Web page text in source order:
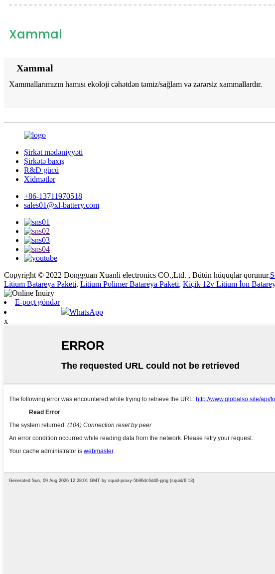
Xammal
Xammal
Xammallarımızın hamısı ekoloji cəhətdən təmiz/sağlam və zərərsiz xammallardır.
Şirkət mədəniyyəti
Şirkətə baxış
R&D gücü
Xidmətlər
+86-13711970518
sales01@xl-battery.com
Copyright © 2022 Dongguan Xuanli electronics CO.,Ltd. , Bütün hüquqlar qorunur.
Litium Batareya Paketi, Litium Polimer Batareya Paketi, Kiçik 12v Litium İon
E-poçt göndər
WhatsApp
x